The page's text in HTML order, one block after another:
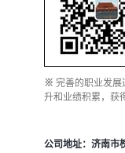
※ 完善的职业发展
升和业绩积累，获
公司地址：济南市